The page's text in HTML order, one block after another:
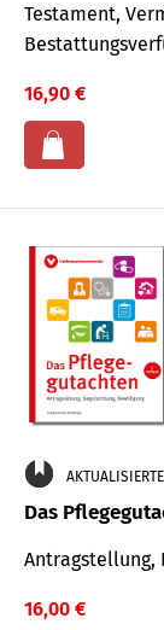
Testament,
16,90 €
Das
Antragstellung,
16,00 €